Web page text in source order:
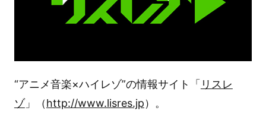
“アニメ音楽×ハイレゾ”の情報サイト「 リスレ
ゾ」（http://www.lisres.jp）。